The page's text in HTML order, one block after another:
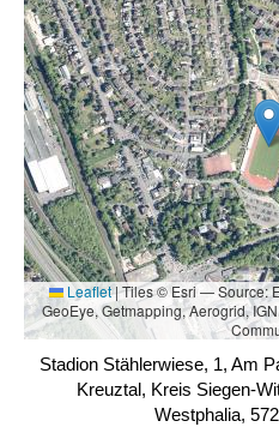
Leaflet|Tiles © Esri — Source:
GeoEye, Getmapping, Aerogrid,
Stadion Stählerwiese, 1, Am
Kreuztal, Kreis Siegen-
Westphalia,